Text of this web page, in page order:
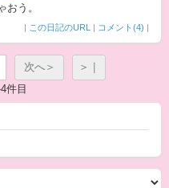
う。
| この日記のURL | コメント(4) |
次へ＞
＞｜
件目